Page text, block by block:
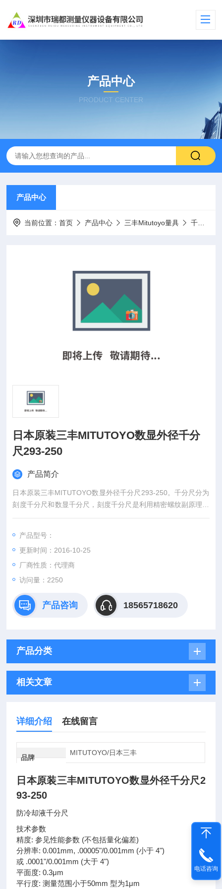
产品中心
PRODUCT CENTER
产品中心
当前位置：首页 产品中心 三丰Mitutoyo量具 千分尺
日本原装三丰MITUTOYO数显外径千分
尺293-250
产品简介
日本原装三丰MITUTOYO数显外径千分尺293-250。千分尺分为
刻度千分尺和数显千分尺，刻度千分尺是利用精密螺纹副原理测
长的手携式通用长度测量工具。数显千分尺是测量系统中应用了
产品型号：
更新时间：2016-10-25
厂商性质：代理商
访问量：2250
产品咨询 18565718620
产品分类
相关文章
详细介绍 在线留言
品牌
MITUTOYO/日本三丰
日本原装三丰MITUTOYO数显外径千分尺2
93-250
防冷却液千分尺
技术参数
精度: 参见性能参数 (不包括量化偏差)
分辨率: 0.001mm, .00005"/0.001mm (小于 4")
或 .0001"/0.001mm (大于 4")
平面度: 0.3μm
平行度: 测量范围小于50mm 型为1μm
电话咨询